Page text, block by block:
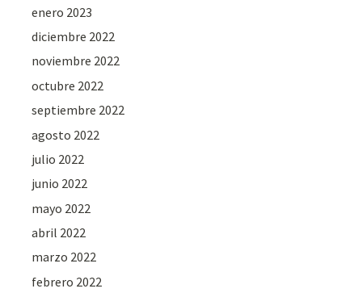
enero 2023
diciembre 2022
noviembre 2022
octubre 2022
septiembre 2022
agosto 2022
julio 2022
junio 2022
mayo 2022
abril 2022
marzo 2022
febrero 2022